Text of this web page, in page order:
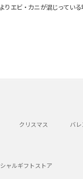
ビ・カニが混じってい
クリスマス バ
ャルギフトストア